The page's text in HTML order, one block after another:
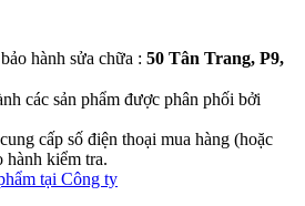
hành sửa chữa : 50 Tân Trang, P9,
các sản phẩm được phân phối bởi
cấp số điện thoại mua hàng (hoặc
hành kiểm tra.
tại Công ty